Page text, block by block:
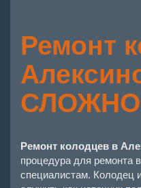
Ремонт
Ремонт колодцев в
процедура для ремонта
специалистам. Колодец